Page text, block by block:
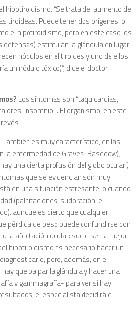
hipotiroidismo. “Se trata del aumento de
tiroideas. Puede tener dos orígenes: o
el hipotiroidismo, pero en este caso los
defensas) estimulan Ia glándula en lugar
nódulos en el tiroides y uno de ellos
un nódulo tóxico)”, dice el doctor
Los síntomas son “taquicardias,
insomnio… El organismo, en este
También es muy característico, en las
la enfermedad de Graves-Basedow),
una cierta profusión del globo ocular”,
que se evidencian son muy
en una situación estresante, o cuando
(palpitaciones, sudoración: el
aunque es cierto que cualquier
pérdida de peso puede confundirse con
la afectación ocular: suele ser la mejor
hipotiroidismo es necesario hacer un
pero, además, en el
que palpar la glándula y hacer una
v gammagrafía- para ver si hay
el especialista decidirá el